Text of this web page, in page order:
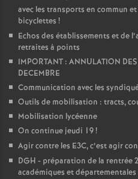
avec les transports en commun
bicyclettes !
Echos des établissements et de
retraites à points
IMPORTANT : ANNULATION DES
DECEMBRE
Communication avec les
Outils de mobilisation : tracts,
Mobilisation lycéenne
On continue jeudi 19!
Agir contre les E3C, c’est agir
DGH - préparation de la rentrée
académiques et départementales